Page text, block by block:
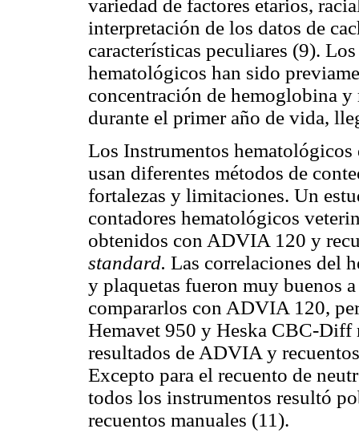
variedad de factores etarios,
interpretación de los datos de
características peculiares (9).
hematológicos han sido
concentración de hemoglobina
durante el primer año de vida,
Los Instrumentos
usan diferentes métodos de
fortalezas y limitaciones. Un
contadores hematológicos
obtenidos con ADVIA 120 y
standard. Las correlaciones del
y plaquetas fueron muy buenos
compararlos con ADVIA 120,
Hemavet 950 y Heska CBC-Diff
resultados de ADVIA y
Excepto para el recuento de
todos los instrumentos resultó
recuentos manuales (11).